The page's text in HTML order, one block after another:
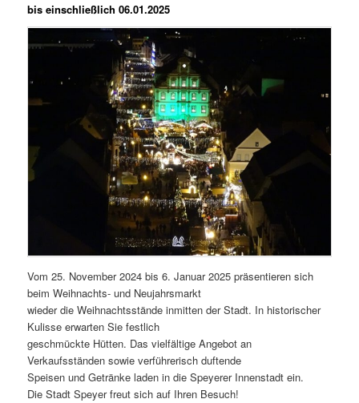
bis einschließlich 06.01.2025
Vom 25. November 2024 bis 6. Januar 2025 präsentieren sich
beim Weihnachts- und Neujahrsmarkt
wieder die Weihnachtsstände inmitten der Stadt. In historischer
Kulisse erwarten Sie festlich
geschmückte Hütten. Das vielfältige Angebot an
Verkaufsständen sowie verführerisch duftende
Speisen und Getränke laden in die Speyerer Innenstadt ein.
Die Stadt Speyer freut sich auf Ihren Besuch!